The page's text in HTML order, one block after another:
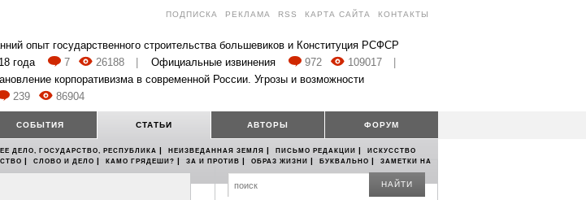
ПОДПИСКА РЕКЛАМА RSS КАРТА САЙТА КОНТАКТЫ
опыт государственного строительства большевиков и Конституция РСФСР
года
7 26188 Официальные извинения 972 109017
корпоративизма в современной России. Угрозы и возможности
239
86904
СОБЫТИЯ СТАТЬИ АВТОРЫ ФОРУМ
ДЕЛО, ГОСУДАРСТВО, РЕСПУБЛИКА | НЕИЗВЕДАННАЯ ЗЕМЛЯ | ПИСЬМО РЕДАКЦИИ |
ИСКУССТВО
| СЛОВО И ДЕЛО | КАМО ГРЯДЕШИ? | ЗА И ПРОТИВ | ОБРАЗ ЖИЗНИ | БУКВАЛЬНО |
ЗАМЕТКИ НА
НАЙТИ